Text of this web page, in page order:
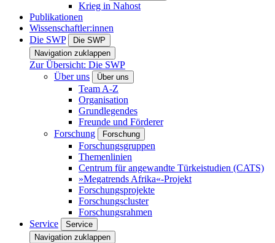
Krieg in Nahost
Publikationen
Wissenschaftler:innen
Die SWP
Die SWP
Navigation zuklappen
Zur Übersicht: Die SWP
Über uns
Über uns
Team A-Z
Organisation
Grundlegendes
Freunde und Förderer
Forschung
Forschung
Forschungsgruppen
Themenlinien
Centrum für angewandte Türkeistudien (CATS)
»Megatrends Afrika«-Projekt
Forschungsprojekte
Forschungscluster
Forschungsrahmen
Service
Service
Navigation zuklappen